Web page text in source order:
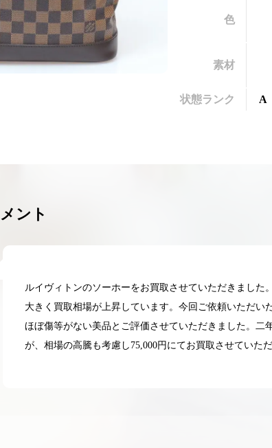
色
素材
状態ランク A
ント
ルイヴィトンのソーホーをお買取させていただきまし
大きく買取相場が上昇しています。今回ご依頼いただい
ほぼ傷等がない美品とご評価させていただきました。二
が、相場の高騰も考慮し75,000円にてお買取させていただ